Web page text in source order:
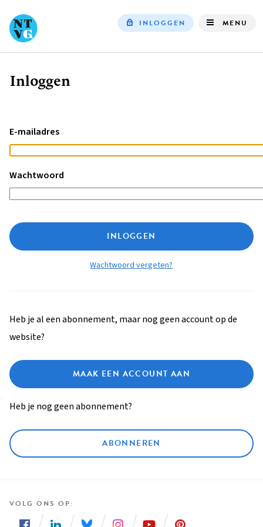
INLOGGEN MENU
Kruimelpad
Inloggen
E-mailadres
Wachtwoord
INLOGGEN
Wachtwoord vergeten?
Heb je al een abonnement, maar nog geen account op de
website?
MAAK EEN ACCOUNT AAN
Heb je nog geen abonnement?
ABONNEREN
VOLG ONS OP